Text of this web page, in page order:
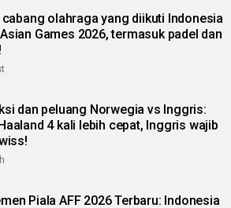
cabang olahraga yang diikuti Indonesia
Games 2026, termasuk padel dan
dan peluang Norwegia vs Inggris:
4 kali lebih cepat, Inggris wajib
Piala AFF 2026 Terbaru: Indonesia